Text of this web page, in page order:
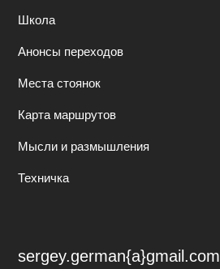
Школа
Анонсы переходов
Места стоянок
Карта маршрутов
Мысли и размышления
Техничка
sergey.german{a}gmail.com